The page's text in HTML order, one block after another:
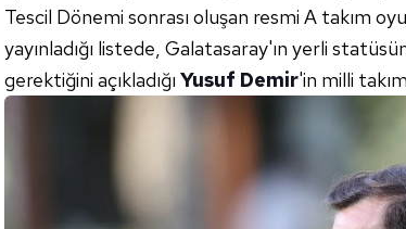
Tescil Dönemi sonrası oluşan resmi A takım
yayınladığı listede, Galatasaray'ın yerli
gerektiğini açıkladığı Yusuf Demir'in milli